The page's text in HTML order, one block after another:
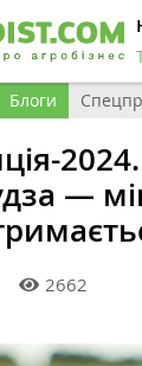
Блоги
—
2662